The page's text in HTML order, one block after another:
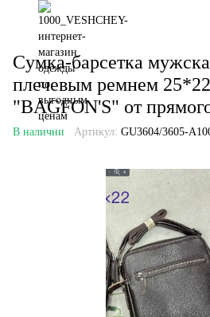
Cумка-барсетка
плечевым ремнем
"BAGFON'S" от
В наличии Артикул: GU3604/3605-